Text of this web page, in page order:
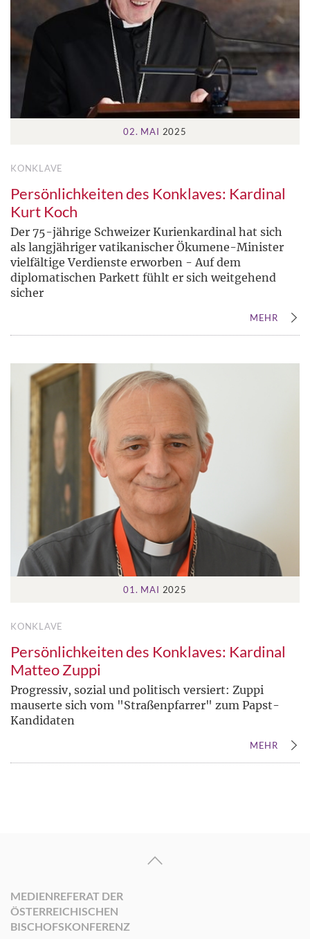
02. MAI 2025
KONKLAVE
Persönlichkeiten des Konklaves: Kardinal
Kurt Koch
Der 75-jährige Schweizer Kurienkardinal hat sich
als langjähriger vatikanischer Ökumene-Minister
vielfältige Verdienste erworben - Auf dem
diplomatischen Parkett fühlt er sich weitgehend
sicher
MEHR
01. MAI 2025
KONKLAVE
Persönlichkeiten des Konklaves: Kardinal
Matteo Zuppi
Progressiv, sozial und politisch versiert: Zuppi
mauserte sich vom "Straßenpfarrer" zum Papst-
Kandidaten
MEHR
MEDIENREFERAT DER
ÖSTERREICHISCHEN
BISCHOFSKONFERENZ